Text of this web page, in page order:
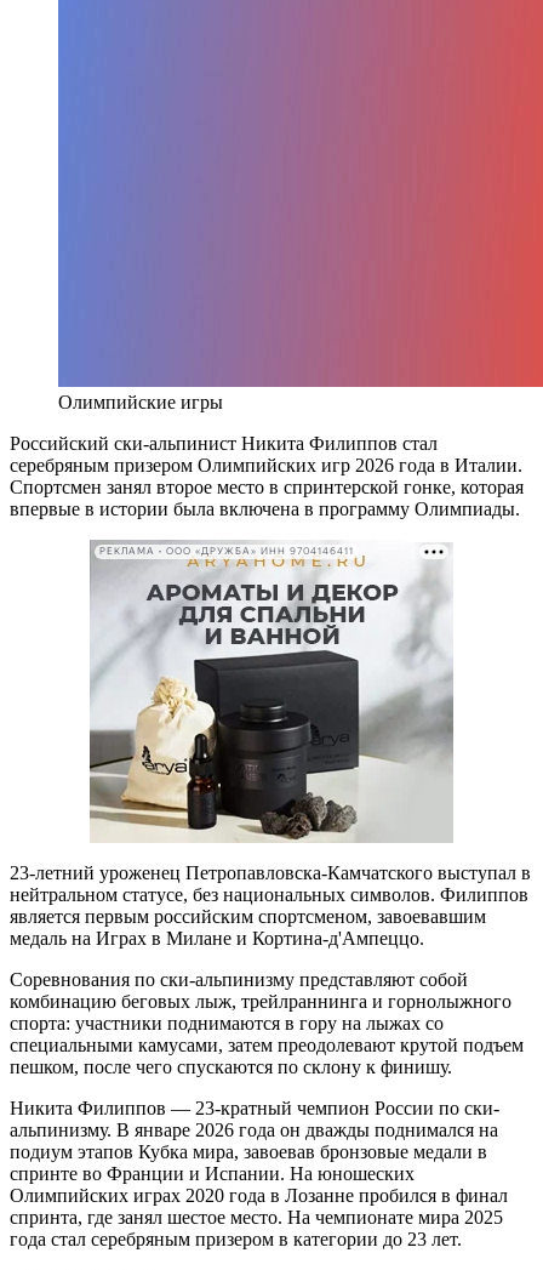
Олимпийские игры
Российский ски-альпинист Никита Филиппов стал
серебряным призером Олимпийских игр 2026 года в Италии.
Спортсмен занял второе место в спринтерской гонке, которая
впервые в истории была включена в программу Олимпиады.
РЕКЛАМА • ООО «ДРУЖБА» ИНН 9704146411
23-летний уроженец Петропавловска-Камчатского выступал в
нейтральном статусе, без национальных символов. Филиппов
является первым российским спортсменом, завоевавшим
медаль на Играх в Милане и Кортина-д'Ампеццо.
Соревнования по ски-альпинизму представляют собой
комбинацию беговых лыж, трейлраннинга и горнолыжного
спорта: участники поднимаются в гору на лыжах со
специальными камусами, затем преодолевают крутой подъем
пешком, после чего спускаются по склону к финишу.
Никита Филиппов — 23-кратный чемпион России по ски-
альпинизму. В январе 2026 года он дважды поднимался на
подиум этапов Кубка мира, завоевав бронзовые медали в
спринте во Франции и Испании. На юношеских
Олимпийских играх 2020 года в Лозанне пробился в финал
спринта, где занял шестое место. На чемпионате мира 2025
года стал серебряным призером в категории до 23 лет.